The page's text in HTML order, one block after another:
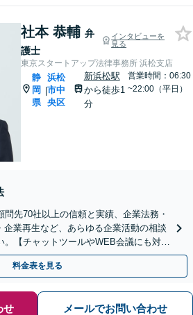
社本 恭輔 弁
護士
インタビューを
見る
東京スタートアップ法律事務所 浜松支店
静
岡
県
|
浜松
市中
央区
新浜松駅
から徒歩1
分
営業時間：06:30
~22:00（平日）
問先70社以上の信頼と実績、企業法務・
企業再生など、あらゆる企業活動の相談
。【チャットツールやWEB会議にも対
料金表を見る
せ メールでお問い合わせ